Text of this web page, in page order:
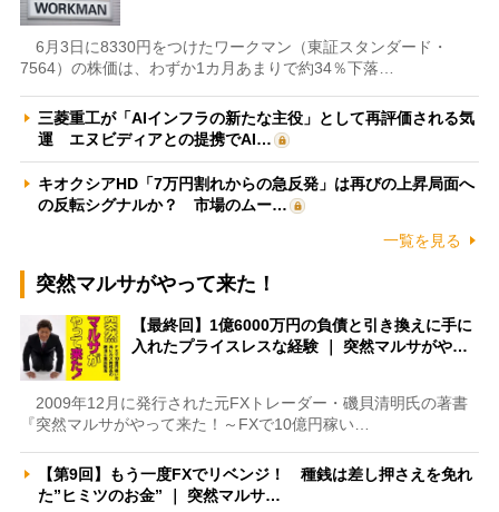
6月3日に8330円をつけたワークマン（東証スタンダード・
7564）の株価は、わずか1カ月あまりで約34％下落…
三菱重工が「AIインフラの新たな主役」として再評価される気
運 エヌビディアとの提携でAI…
キオクシアHD「7万円割れからの急反発」は再びの上昇局面へ
の反転シグナルか？ 市場のムー…
一覧を見る
突然マルサがやって来た！
【最終回】1億6000万円の負債と引き換えに手に
入れたプライスレスな経験 ｜ 突然マルサがや…
2009年12月に発行された元FXトレーダー・磯貝清明氏の著書
『突然マルサがやって来た！～FXで10億円稼い…
【第9回】もう一度FXでリベンジ！ 種銭は差し押さえを免れ
た”ヒミツのお金” ｜ 突然マルサ…